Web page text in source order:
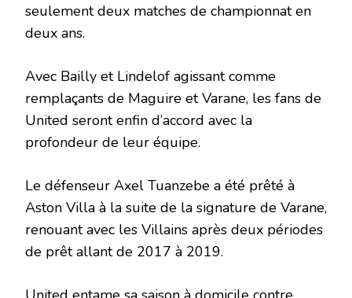
seulement deux matches de championnat en
deux ans.
Avec Bailly et Lindelof agissant comme
remplaçants de Maguire et Varane, les fans de
United seront enfin d’accord avec la
profondeur de leur équipe.
Le défenseur Axel Tuanzebe a été prêté à
Aston Villa à la suite de la signature de Varane,
renouant avec les Villains après deux périodes
de prêt allant de 2017 à 2019.